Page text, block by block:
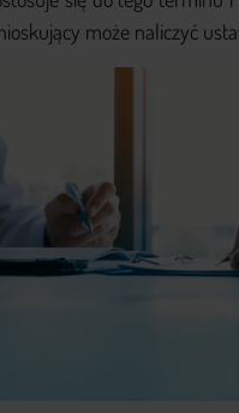
może naliczyć